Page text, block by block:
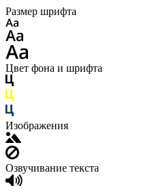
Размер шрифта
Цвет фона и шрифта
Изображения
Озвучивание текста